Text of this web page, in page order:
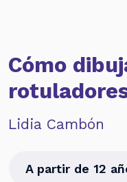
Cómo
Lidia Cambón
A partir de 12